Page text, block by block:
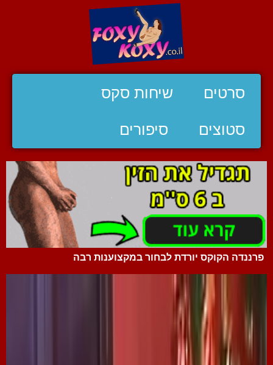
סרטים שיחות סקס
סטוצים סיפורים
פרננדה הקוקס יורדת לבחור במקצוענות רבה